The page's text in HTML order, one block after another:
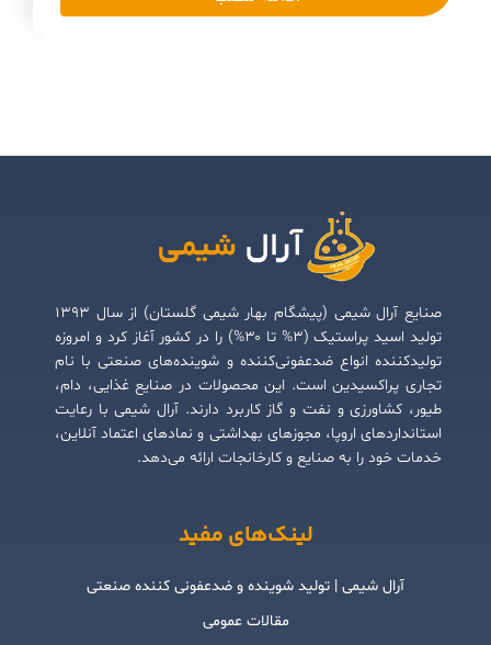
صنایع آرال شیمی (پیشگام بهار شیمی گلستان) از سال ۱۳۹۳
تولید اسید پراستیک (۳% تا ۳۰%) را در کشور آغاز کرد و امروزه
تولیدکننده انواع ضدعفونی‌کننده و شوینده‌های صنعتی با نام
تجاری پراکسیدین است. این محصولات در صنایع غذایی، دام،
طیور، کشاورزی و نفت و گاز کاربرد دارند. آرال شیمی با رعایت
استانداردهای اروپا، مجوزهای بهداشتی و نمادهای اعتماد آنلاین،
خدمات خود را به صنایع و کارخانجات ارائه می‌دهد.
لینک‌های مفید
آرال شیمی | تولید شوینده و ضدعفونی کننده صنعتی
مقالات عمومی